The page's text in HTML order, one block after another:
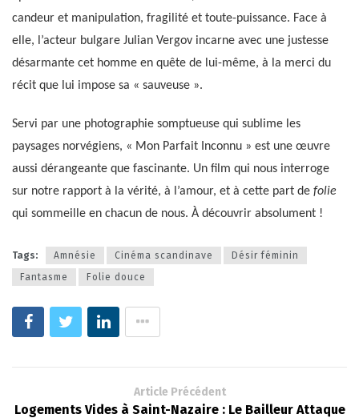
candeur et manipulation, fragilité et toute-puissance. Face à
elle, l’acteur bulgare Julian Vergov incarne avec une justesse
désarmante cet homme en quête de lui-même, à la merci du
récit que lui impose sa « sauveuse ».
Servi par une photographie somptueuse qui sublime les
paysages norvégiens, « Mon Parfait Inconnu » est une œuvre
aussi dérangeante que fascinante. Un film qui nous interroge
sur notre rapport à la vérité, à l’amour, et à cette part de folie
qui sommeille en chacun de nous. À découvrir absolument !
Tags: Amnésie Cinéma scandinave
Désir féminin
Fantasme
Folie douce
Article Précédent
Logements Vides à Saint-Nazaire : Le Bailleur Attaque